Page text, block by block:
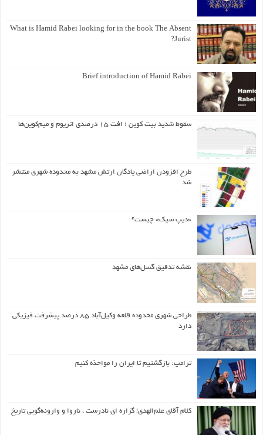
What is Hamid Rabei looking for in the book The Absent
Jurist?
Brief introduction of Hamid Rabei
سقوط شدید بیت کوین ؛ افت ۱۵ درصدی اتریوم و میم‌کوین‌ها
طرح افزودن اراضی پادگان ارتش مشهد به محدوده شهری منتشر
شد
«دیپ سیک» چیست؟
نقشه تدقیق گسل‌های مشهد
طراحی شهری محدوده قلعه وکیل‌آباد ۸۵ درصد پیشرفت فیزیکی
دارد
ترامپ: بازگشتیم تا ایران را مواخذه کنیم
کلام آقای علم‌الهدی! گزاره ای نادرست ، ناروا و وارونه‌گویی تاریخ